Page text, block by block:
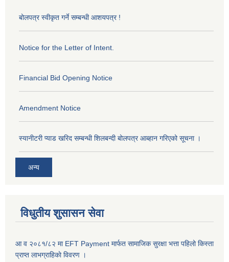
बोलपत्र स्वीकृत गर्ने सम्बन्धी आशयपत्र !
Notice for the Letter of Intent.
Financial Bid Opening Notice
Amendment Notice
स्यानीटरी प्याड खरिद सम्बन्धी शिलबन्दी बोलपत्र आब्हान गरिएको सूचना ।
अन्य
विधुतीय शुसासन सेवा
आ व २०८१/८२ मा EFT Payment मार्फत सामाजिक सुरक्षा भत्ता पहिलो किस्ता
प्राप्त लाभग्राहिकाे विवरण ।